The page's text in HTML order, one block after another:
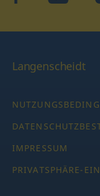
Langenscheidt
IMPRESSUM
PRIVATSPHÄRE-